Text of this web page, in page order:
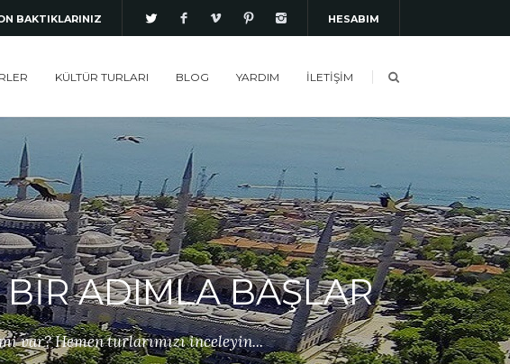
HESABIM
BAKTIKLARINIZ
KÜLTÜR TURLARI BLOG YARDIM İLETİŞİM
ADIMLA BAŞLAR
var? Hemen turlarımızı inceleyin...